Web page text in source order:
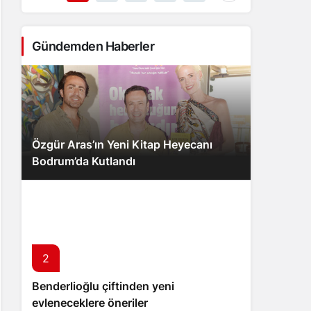
Gündemden Haberler
Özgür Aras’ın Yeni Kitap Heyecanı
Bodrum’da Kutlandı
2
Benderlioğlu çiftinden yeni
evleneceklere öneriler